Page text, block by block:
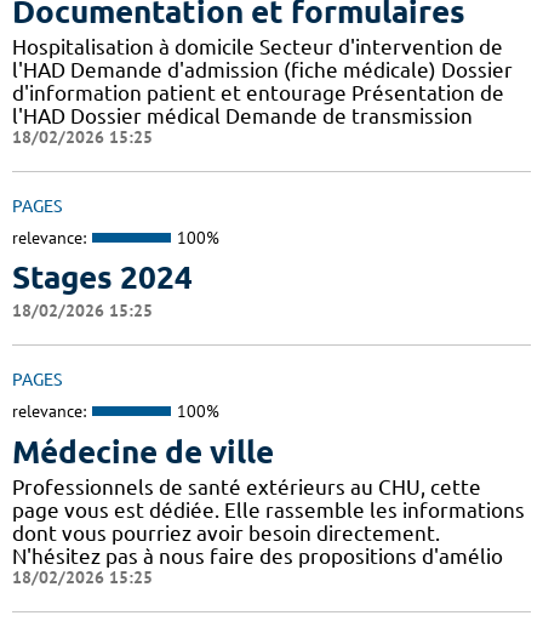
Documentation et formulaires
Hospitalisation à domicile Secteur d'intervention de
l'HAD Demande d'admission (fiche médicale) Dossier
d'information patient et entourage Présentation de
l'HAD Dossier médical Demande de transmission
18/02/2026 15:25
PAGES
relevance: 100%
Stages 2024
18/02/2026 15:25
PAGES
relevance: 100%
Médecine de ville
Professionnels de santé extérieurs au CHU, cette
page vous est dédiée. Elle rassemble les informations
dont vous pourriez avoir besoin directement.
N'hésitez pas à nous faire des propositions d'amélio
18/02/2026 15:25